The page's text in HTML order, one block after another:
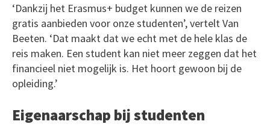
‘Dankzij het Erasmus+ budget kunnen we de reizen
gratis aanbieden voor onze studenten’, vertelt Van
Beeten. ‘Dat maakt dat we echt met de hele klas de
reis maken. Een student kan niet meer zeggen dat het
financieel niet mogelijk is. Het hoort gewoon bij de
opleiding.’
Eigenaarschap bij studenten